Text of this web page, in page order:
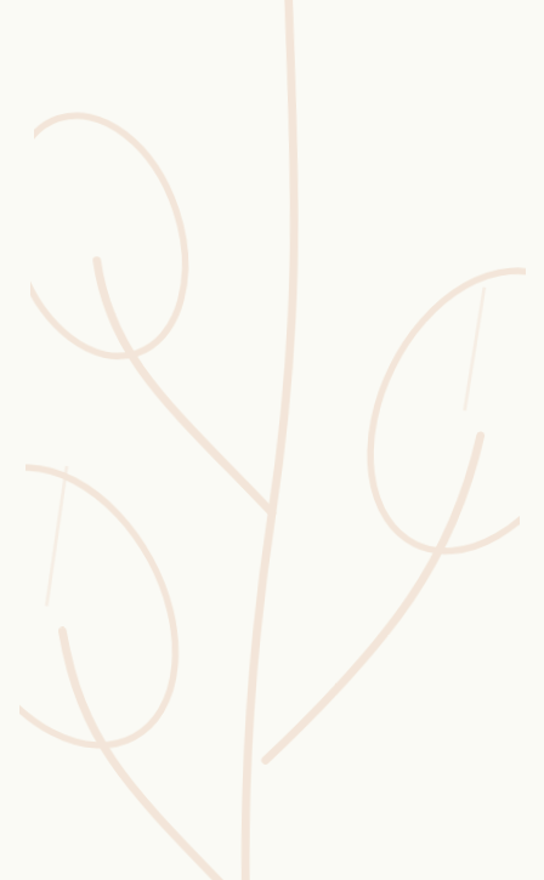
Blüten-Finder
Phänologie-Radar
Vogelstimmen
Gartenplaner
Düngeberater
Challenges
Wusstest du?
Sammlungen
Selber machen
Glossar